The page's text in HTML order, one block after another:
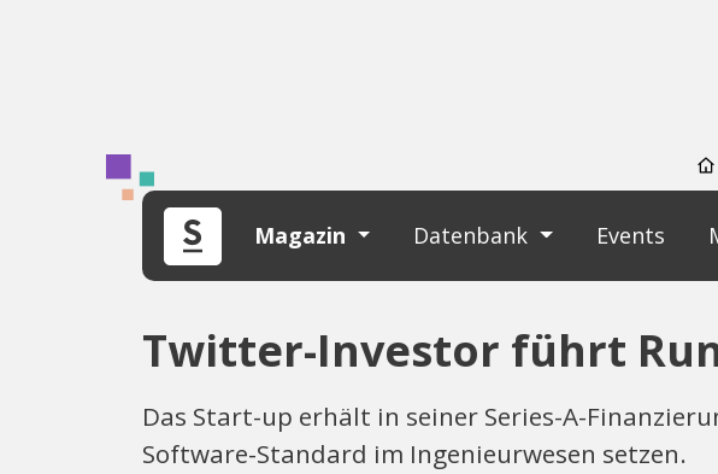
Magazin Datenbank Events
Twitter-Investor führt
Das Start-up erhält in seiner Series-A-
Software-Standard im Ingenieurwesen setzen.